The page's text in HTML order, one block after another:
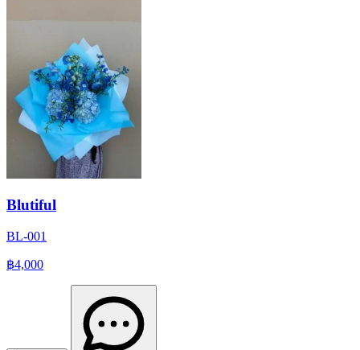
Blutiful
BL-001
฿4,000